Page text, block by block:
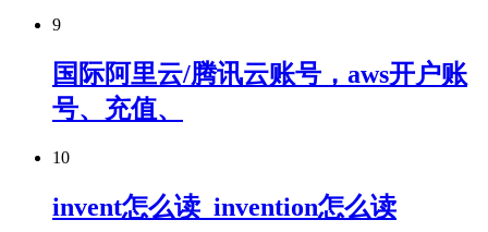
9
国际阿里云/腾讯云账号，aws开户账
号、充值、
10
invent怎么读_invention怎么读